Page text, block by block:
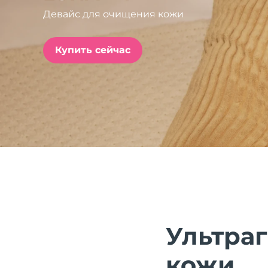
Девайс для очищения кожи
Купить сейчас
issa™ Teeth Whitening Set
FAQ™ Dual LED Panel
ПОДАРКИ И НАБОРЫ